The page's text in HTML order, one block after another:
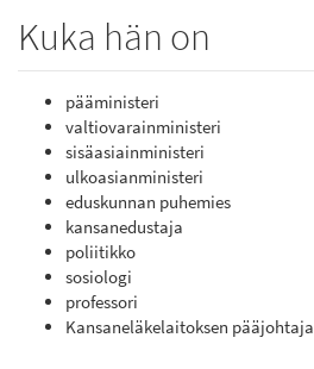
Kuka hän on
pääministeri
valtiovarainministeri
sisäasiainministeri
ulkoasianministeri
eduskunnan puhemies
kansanedustaja
poliitikko
sosiologi
professori
Kansaneläkelaitoksen pääjohtaja